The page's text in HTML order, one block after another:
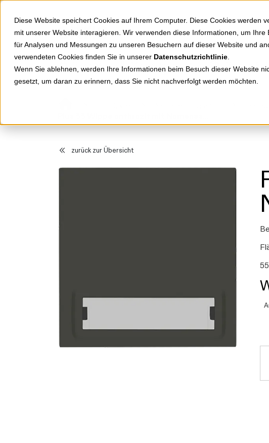
Diese Website speichert Cookies auf Ihrem Computer. Diese Cookies werden
mit unserer Website interagieren. Wir verwenden diese Informationen, um
für Analysen und Messungen zu unseren Besuchern auf dieser Website und
verwendeten Cookies finden Sie in unserer Datenschutzrichtlinie
Wenn Sie ablehnen, werden Ihre Informationen beim Besuch dieser Website
gesetzt, um daran zu erinnern, dass Sie nicht nachverfolgt werden möchten.
Springe zu Hauptinhalt
Markenwelten Service &
zurück zur Übersicht